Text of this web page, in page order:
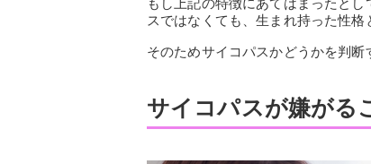
もし上記の特徴にあてはまったと
スではなくても、生まれ持った性
そのためサイコパスかどうかを判断
サイコパスが嫌がる